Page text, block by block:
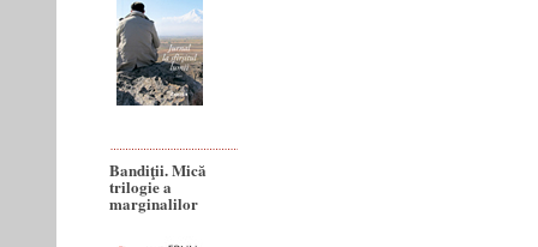
Bandiţii. Mică
trilogie a
marginalilor